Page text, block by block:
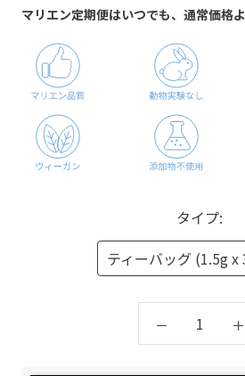
マリエン定期便はいつでも、通常価格
タイプ:
ティーバッグ (1.5g x